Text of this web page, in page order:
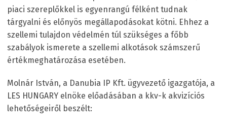
piaci szereplőkkel is egyenrangú félként tudnak
tárgyalni és előnyös megállapodásokat kötni. Ehhez a
szellemi tulajdon védelmén túl szükséges a főbb
szabályok ismerete a szellemi alkotások számszerű
értékmeghatározása esetében.
Molnár István, a Danubia IP Kft. ügyvezető igazgatója, a
LES HUNGARY elnöke előadásában a kkv-k akvizíciós
lehetőségeiről beszélt: